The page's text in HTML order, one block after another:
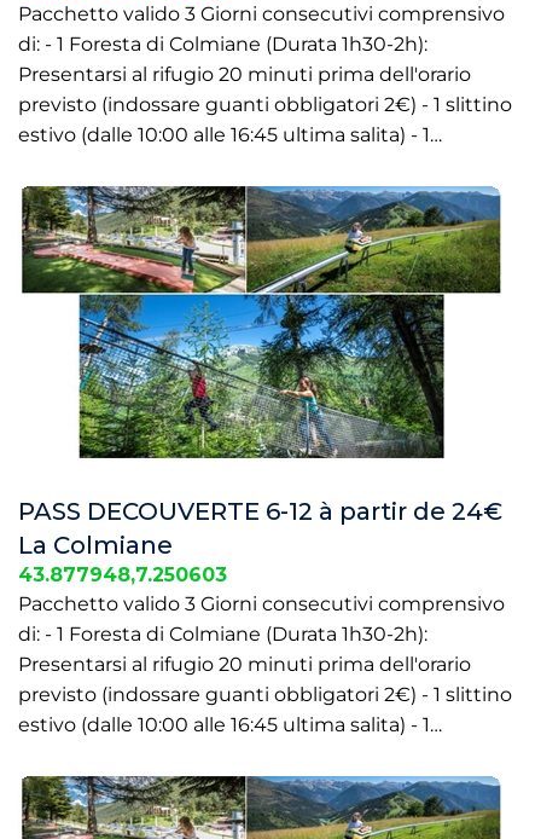
Pacchetto valido 3 Giorni consecutivi comprensivo
di: - 1 Foresta di Colmiane (Durata 1h30-2h):
Presentarsi al rifugio 20 minuti prima dell'orario
previsto (indossare guanti obbligatori 2€) - 1 slittino
estivo (dalle 10:00 alle 16:45 ultima salita) - 1…
PASS DECOUVERTE 6-12 à partir de 24€
La Colmiane
43.877948,7.250603
Pacchetto valido 3 Giorni consecutivi comprensivo
di: - 1 Foresta di Colmiane (Durata 1h30-2h):
Presentarsi al rifugio 20 minuti prima dell'orario
previsto (indossare guanti obbligatori 2€) - 1 slittino
estivo (dalle 10:00 alle 16:45 ultima salita) - 1…